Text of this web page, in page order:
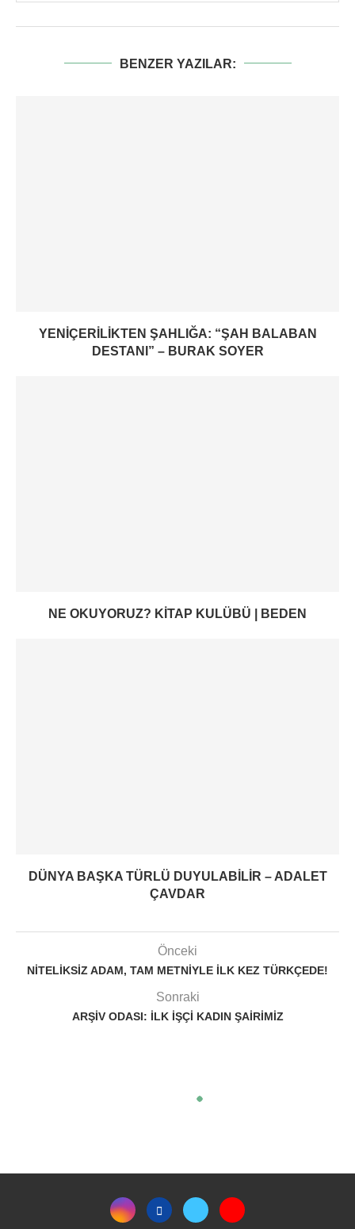
BENZER YAZILAR:
YENIÇERILIKTEN ŞAHLIĞA: “ŞAH BALABAN
DESTANI” – BURAK SOYER
NE OKUYORUZ? KITAP KULÜBÜ | BEDEN
DÜNYA BAŞKA TÜRLÜ DUYULABILIR – ADALET
ÇAVDAR
Önceki
NITELIKSIZ ADAM, TAM METNIYLE ILK KEZ TÜRKÇEDE!
Sonraki
ARŞIV ODASI: İLK IŞÇI KADIN ŞAIRIMIZ